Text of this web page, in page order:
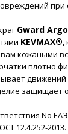
при
Gward
KEVMAX®,
кожаными
плотно
движений
защищает
No
12.4.252-2013.